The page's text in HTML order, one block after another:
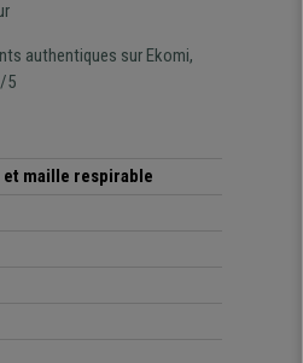
authentiques sur Ekomi,
5
maille respirable